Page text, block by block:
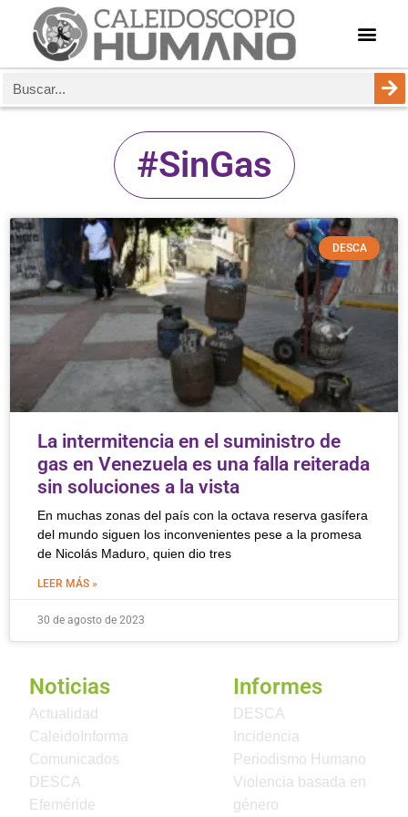
#SinGas
DESCA
La intermitencia en el suministro de
gas en Venezuela es una falla reiterada
sin soluciones a la vista
En muchas zonas del país con la octava reserva gasífera
del mundo siguen los inconvenientes pese a la promesa
de Nicolás Maduro, quien dio tres
LEER MÁS »
30 de agosto de 2023
Noticias
Actualidad
CaleidoInforma
Comunicados
DESCA
Efeméride
Informes
DESCA
Incidencia
Periodismo Humano
Violencia basada en
género